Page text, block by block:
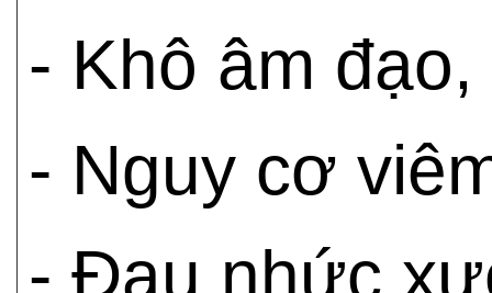
- Khô âm
- Nguy cơ
- Đau nhức